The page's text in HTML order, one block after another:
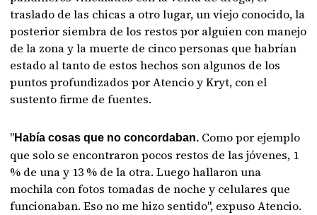
traslado de las chicas a otro lugar, un viejo conocido, la
posterior siembra de los restos por alguien con manejo
de la zona y la muerte de cinco personas que habrían
estado al tanto de estos hechos son algunos de los
puntos profundizados por Atencio y Kryt, con el
sustento firme de fuentes.
"Había cosas que no concordaban. Como por ejemplo
que solo se encontraron pocos restos de las jóvenes, 1
% de una y 13 % de la otra. Luego hallaron una
mochila con fotos tomadas de noche y celulares que
funcionaban. Eso no me hizo sentido", expuso Atencio.